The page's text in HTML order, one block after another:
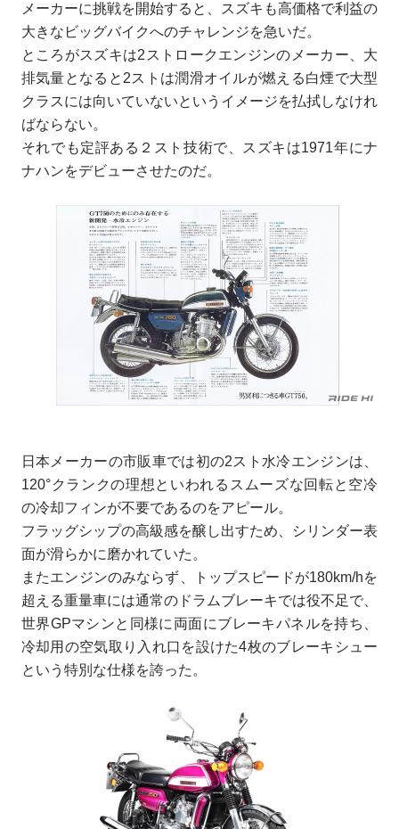
メーカーに挑戦を開始すると、スズキも高価格で利益の
大きなビッグバイクへのチャレンジを急いだ。
ところがスズキは2ストロークエンジンのメーカー、大
排気量となると2ストは潤滑オイルが燃える白煙で大型
クラスには向いていないというイメージを払拭しなけれ
ばならない。
それでも定評ある２スト技術で、スズキは1971年にナ
ナハンをデビューさせたのだ。
日本メーカーの市販車では初の2スト水冷エンジンは、
120°クランクの理想といわれるスムーズな回転と空冷
の冷却フィンが不要であるのをアピール。
フラッグシップの高級感を醸し出すため、シリンダー表
面が滑らかに磨かれていた。
またエンジンのみならず、トップスピードが180km/hを
超える重量車には通常のドラムブレーキでは役不足で、
世界GPマシンと同様に両面にブレーキパネルを持ち、
冷却用の空気取り入れ口を設けた4枚のブレーキシュー
という特別な仕様を誇った。